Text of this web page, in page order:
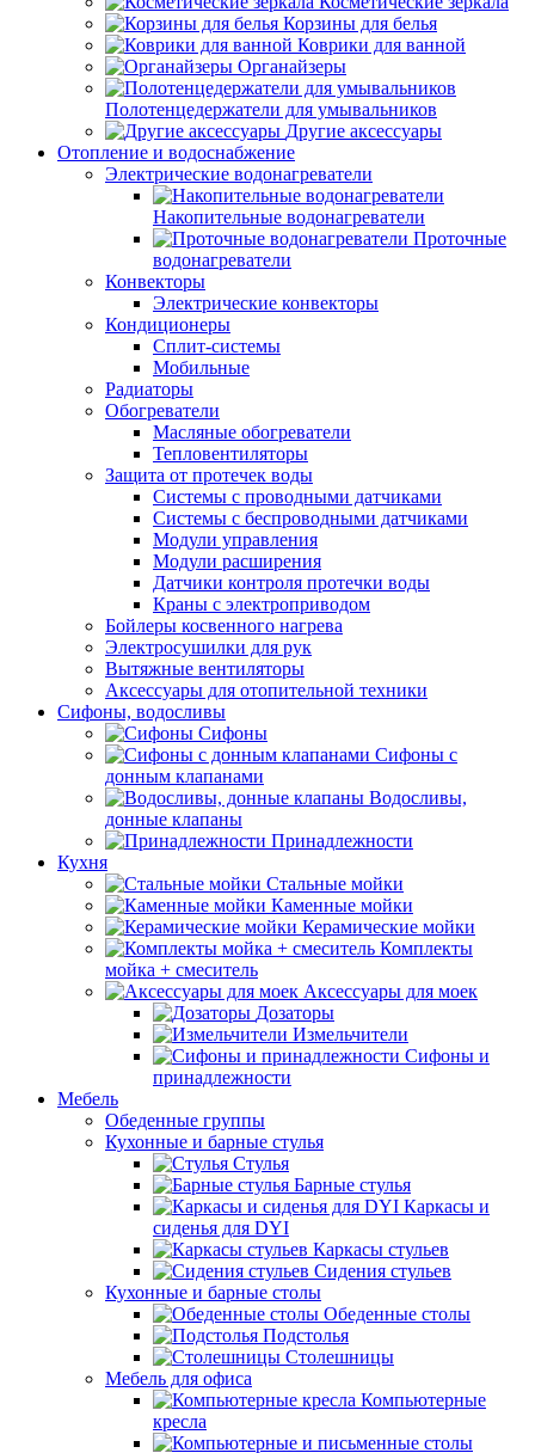
Корзины для белья
Коврики для ванной
Органайзеры
Полотенцедержатели для умывальников
Другие аксессуары
Отопление и водоснабжение
Электрические водонагреватели
Накопительные водонагреватели
Проточные
водонагреватели
Конвекторы
Электрические конвекторы
Кондиционеры
Сплит-системы
Мобильные
Радиаторы
Обогреватели
Масляные обогреватели
Тепловентиляторы
Защита от протечек воды
Системы с проводными датчиками
Системы с беспроводными датчиками
Модули управления
Модули расширения
Датчики контроля протечки воды
Краны с электроприводом
Бойлеры косвенного нагрева
Электросушилки для рук
Вытяжные вентиляторы
Аксессуары для отопительной техники
Сифоны, водосливы
Сифоны
Сифоны с
донным клапанами
Водосливы,
донные клапаны
Принадлежности
Кухня
Стальные мойки
Каменные мойки
Керамические мойки
Комплекты
мойка + смеситель
Аксессуары для моек
Дозаторы
Измельчители
Сифоны и
принадлежности
Мебель
Обеденные группы
Кухонные и барные стулья
Стулья
Барные стулья
Каркасы и
сиденья для DYI
Каркасы стульев
Сидения стульев
Кухонные и барные столы
Обеденные столы
Подстолья
Столешницы
Мебель для офиса
Компьютерные
кресла